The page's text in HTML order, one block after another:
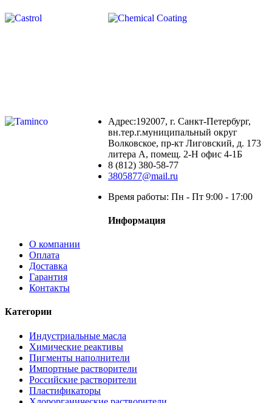
Адрес:192007, г. Санкт-Петербург,
вн.тер.г.муниципальный округ
Волковское, пр-кт Лиговский, д. 173
литера А, помещ. 2-Н офис 4-1Б
8 (812) 380-58-77
3805877@mail.ru
Время работы: Пн - Пт 9:00 - 17:00
Информация
О компании
Оплата
Доставка
Гарантия
Контакты
Категории
Индустриальные масла
Химические реактивы
Пигменты наполнители
Импортные растворители
Российские растворители
Пластификаторы